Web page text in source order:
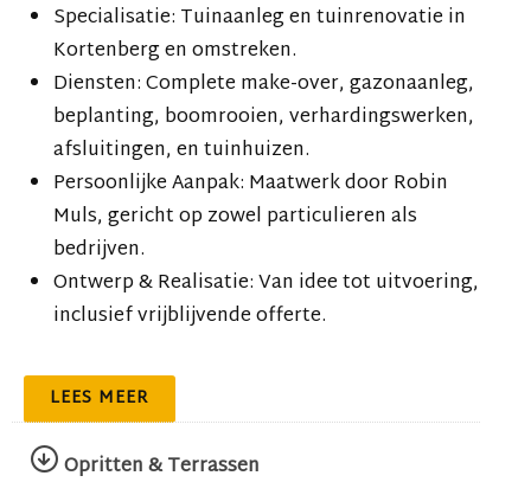
Specialisatie: Tuinaanleg en tuinrenovatie in
Kortenberg en omstreken.
Diensten: Complete make-over, gazonaanleg,
beplanting, boomrooien, verhardingswerken,
afsluitingen, en tuinhuizen.
Persoonlijke Aanpak: Maatwerk door Robin
Muls, gericht op zowel particulieren als
bedrijven.
Ontwerp & Realisatie: Van idee tot uitvoering,
inclusief vrijblijvende offerte.
LEES MEER
Opritten & Terrassen